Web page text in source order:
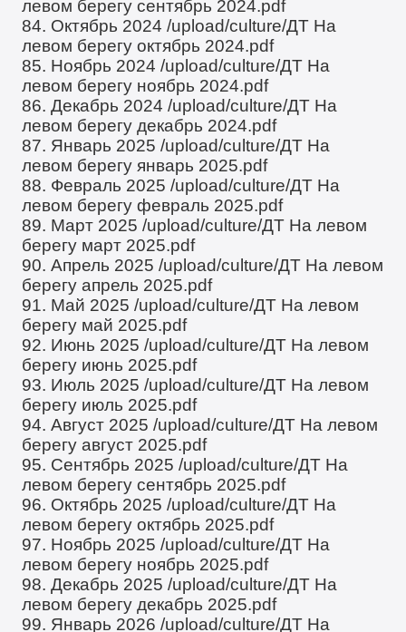
левом берегу сентябрь 2024.pdf
84. Октябрь 2024/upload/culture/ДТ На
левом берегу октябрь 2024.pdf
85. Ноябрь 2024/upload/culture/ДТ На
левом берегу ноябрь 2024.pdf
86. Декабрь 2024/upload/culture/ДТ На
левом берегу декабрь 2024.pdf
87. Январь 2025/upload/culture/ДТ На
левом берегу январь 2025.pdf
88. Февраль 2025/upload/culture/ДТ На
левом берегу февраль 2025.pdf
89. Март 2025/upload/culture/ДТ На левом
берегу март 2025.pdf
90. Апрель 2025/upload/culture/ДТ На левом
берегу апрель 2025.pdf
91. Май 2025/upload/culture/ДТ На левом
берегу май 2025.pdf
92. Июнь 2025/upload/culture/ДТ На левом
берегу июнь 2025.pdf
93. Июль 2025/upload/culture/ДТ На левом
берегу июль 2025.pdf
94. Август 2025/upload/culture/ДТ На левом
берегу август 2025.pdf
95. Сентябрь 2025/upload/culture/ДТ На
левом берегу сентябрь 2025.pdf
96. Октябрь 2025/upload/culture/ДТ На
левом берегу октябрь 2025.pdf
97. Ноябрь 2025/upload/culture/ДТ На
левом берегу ноябрь 2025.pdf
98. Декабрь 2025/upload/culture/ДТ На
левом берегу декабрь 2025.pdf
99. Январь 2026/upload/culture/ДТ На